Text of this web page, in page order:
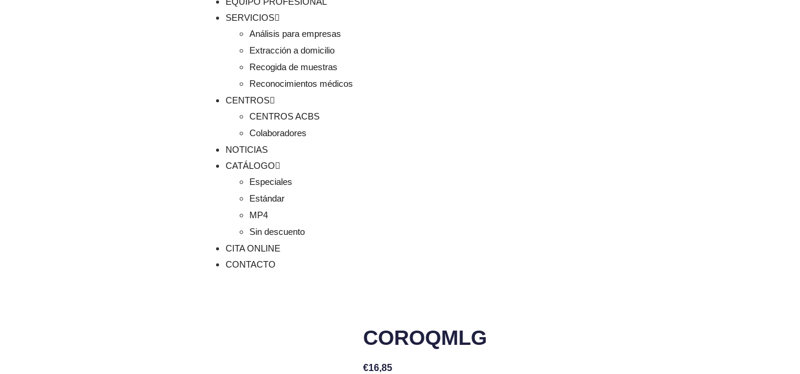
SERVICIOS
Análisis para empresas
Extracción a domicilio
Recogida de muestras
Reconocimientos médicos
CENTROS
CENTROS ACBS
Colaboradores
NOTICIAS
CATÁLOGO
Especiales
Estándar
MP4
Sin descuento
CITA ONLINE
CONTACTO
COROQMLG
€16,85